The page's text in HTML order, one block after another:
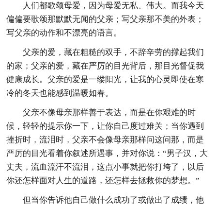
人们都歌颂母爱，因为母爱无私、伟大。而我今天
偏偏要歌颂那默默无闻的父亲；写父亲那不美的外表；
写父亲的动作和不漂亮的语言。
父亲的爱，藏在粗糙的双手，不辞辛劳的撑起我们
的家；父亲的爱，藏在严厉的目光背后，那目光督促我
健康成长。父亲的爱是一缕阳光，让我的心灵即使在寒
冷的冬天也能感到温暖如春。
父亲不像母亲那样善于表达，而是在你艰难的时
候，轻轻的提示你一下，让你自己度过难关；当你遇到
挫折时，流泪时，父亲不会像母亲那样问这问那，而是
严厉的目光看着你叙述所遇事，并对你说：“男子汉，大
丈夫，流血流汗不流泪，这点小事就把你打垮了，以后
你还怎样面对人生的道路，还怎样去拯救你的梦想。”
但当你告诉他自己做什么成功了或做出了成绩，他